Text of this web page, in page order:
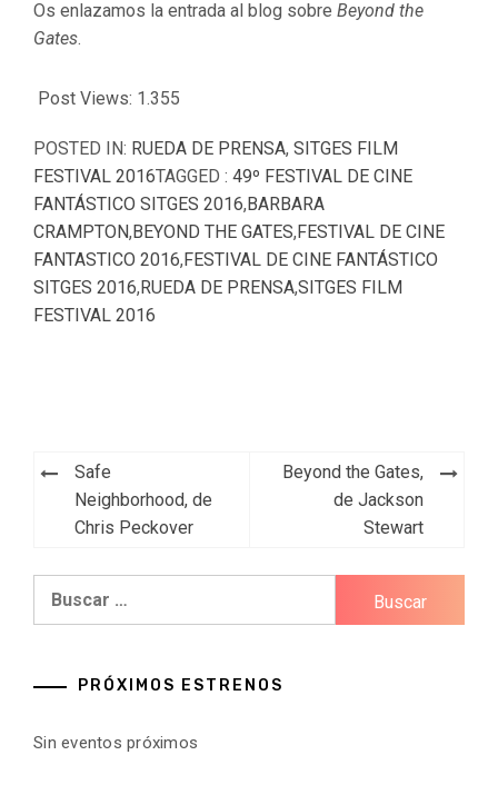
Os enlazamos la entrada al blog sobre Beyond the
Gates.
Post Views: 1.355
POSTED IN: RUEDA DE PRENSA, SITGES FILM
FESTIVAL 2016TAGGED : 49º FESTIVAL DE CINE
FANTÁSTICO SITGES 2016,BARBARA
CRAMPTON,BEYOND THE GATES,FESTIVAL DE CINE
FANTASTICO 2016,FESTIVAL DE CINE FANTÁSTICO
SITGES 2016,RUEDA DE PRENSA,SITGES FILM
FESTIVAL 2016
Navegación
entradas
Safe
Neighborhood, de
Chris Peckover
Beyond the Gates,
de Jackson
Stewart
PRÓXIMOS ESTRENOS
Sin eventos próximos